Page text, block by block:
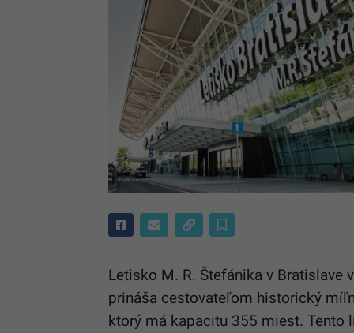
Letisko M. R. Štefánika v Bratislave
prináša cestovateľom historický
ktorý má kapacitu 355 miest.